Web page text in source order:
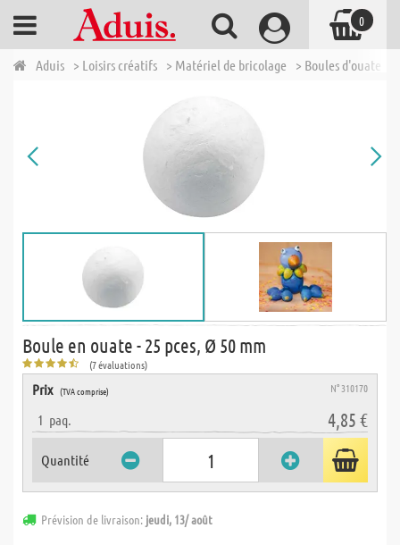
Aduis > Loisirs créatifs > Matériel de bricolage > Boules d'ouate
Boule en ouate - 25 pces, Ø 50 mm
(7 évaluations)
Prix (TVA comprise) N° 310170
1 paq. 4,85 €
Quantité
Prévision de livraison: jeudi, 13/ août
0